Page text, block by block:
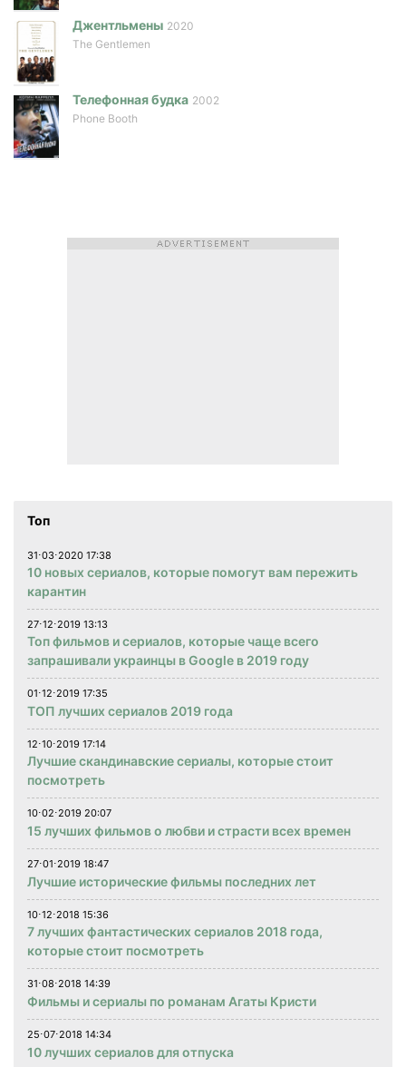
Джентльмены 2020
The Gentlemen
Телефонная будка 2002
Phone Booth
Топ
31⋅03⋅2020 17:38
10 новых сериалов, которые помогут вам пережить
карантин
27⋅12⋅2019 13:13
Топ фильмов и сериалов, которые чаще всего
запрашивали украинцы в Google в 2019 году
01⋅12⋅2019 17:35
ТОП лучших сериалов 2019 года
12⋅10⋅2019 17:14
Лучшие скандинавские сериалы, которые стоит
посмотреть
10⋅02⋅2019 20:07
15 лучших фильмов о любви и страсти всех времен
27⋅01⋅2019 18:47
Лучшие исторические фильмы последних лет
10⋅12⋅2018 15:36
7 лучших фантастических сериалов 2018 года,
которые стоит посмотреть
31⋅08⋅2018 14:39
Фильмы и сериалы по романам Агаты Кристи
25⋅07⋅2018 14:34
10 лучших сериалов для отпуска